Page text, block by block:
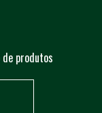
produtos